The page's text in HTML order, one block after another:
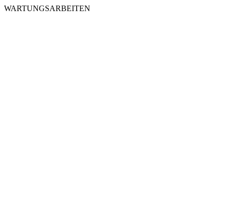
WARTUNGSARBEITEN